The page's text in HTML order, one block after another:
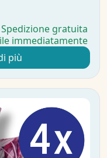
Spedizione gratuita
immediatamente
più